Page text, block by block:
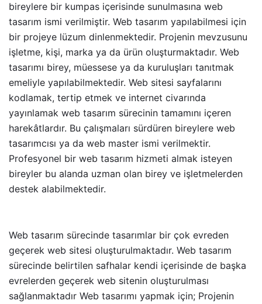
bireylere bir kumpas içerisinde sunulmasına web
tasarım ismi verilmiştir. Web tasarım yapılabilmesi için
bir projeye lüzum dinlenmektedir. Projenin mevzusunu
işletme, kişi, marka ya da ürün oluşturmaktadır. Web
tasarımı birey, müessese ya da kuruluşları tanıtmak
emeliyle yapılabilmektedir. Web sitesi sayfalarını
kodlamak, tertip etmek ve internet civarında
yayınlamak web tasarım sürecinin tamamını içeren
harekâtlardır. Bu çalışmaları sürdüren bireylere web
tasarımcısı ya da web master ismi verilmektir.
Profesyonel bir web tasarım hizmeti almak isteyen
bireyler bu alanda uzman olan birey ve işletmelerden
destek alabilmektedir.
Web tasarım sürecinde tasarımlar bir çok evreden
geçerek web sitesi oluşturulmaktadır. Web tasarım
sürecinde belirtilen safhalar kendi içerisinde de başka
evrelerden geçerek web sitenin oluşturulması
sağlanmaktadır Web tasarımı yapmak için; Projenin